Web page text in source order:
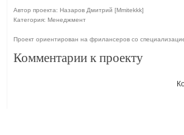
Автор проекта: Назаров Дмитрий [Mmitekkk]
Категория: Менеджмент
Проект ориентирован на фрилансеров со
Комментарии к проекту